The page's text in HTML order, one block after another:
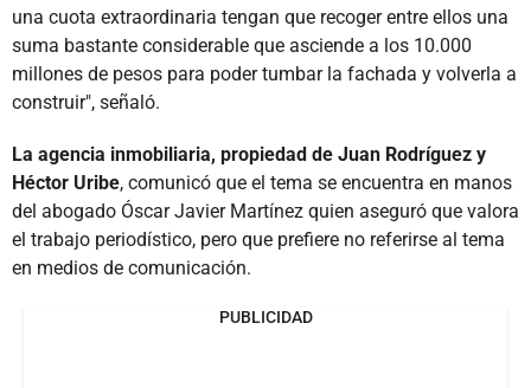
una cuota extraordinaria tengan que recoger entre ellos una
suma bastante considerable que asciende a los 10.000
millones de pesos para poder tumbar la fachada y volverla a
construir", señaló.
La agencia inmobiliaria, propiedad de Juan Rodríguez y
Héctor Uribe, comunicó que el tema se encuentra en manos
del abogado Óscar Javier Martínez quien aseguró que valora
el trabajo periodístico, pero que prefiere no referirse al tema
en medios de comunicación.
PUBLICIDAD